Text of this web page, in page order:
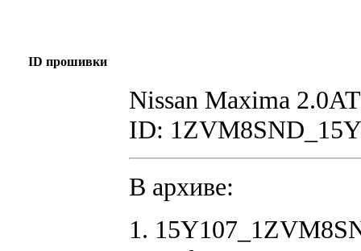
ID прошивки
Nissan Maxima
ID:
В архиве:
1.